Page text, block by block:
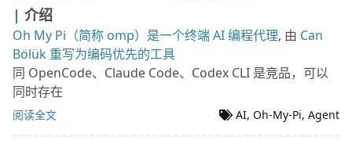
介绍
Oh My Pi（简称 omp）是一个终端 AI 编程代理, 由 Can
Bölük 重写为编码优先的工具
同 OpenCode、Claude Code、Codex CLI 是竞品，可以
同时存在
阅读全文 AI, Oh-My-Pi, Agent